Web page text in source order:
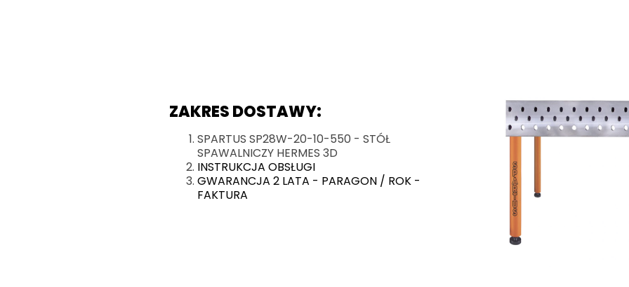
ZAKRES DOSTAWY:
SPARTUS SP28W-20-10-550 - STÓŁ
SPAWALNICZY HERMES 3D
INSTRUKCJA OBSŁUGI
GWARANCJA 2 LATA - PARAGON / ROK -
FAKTURA